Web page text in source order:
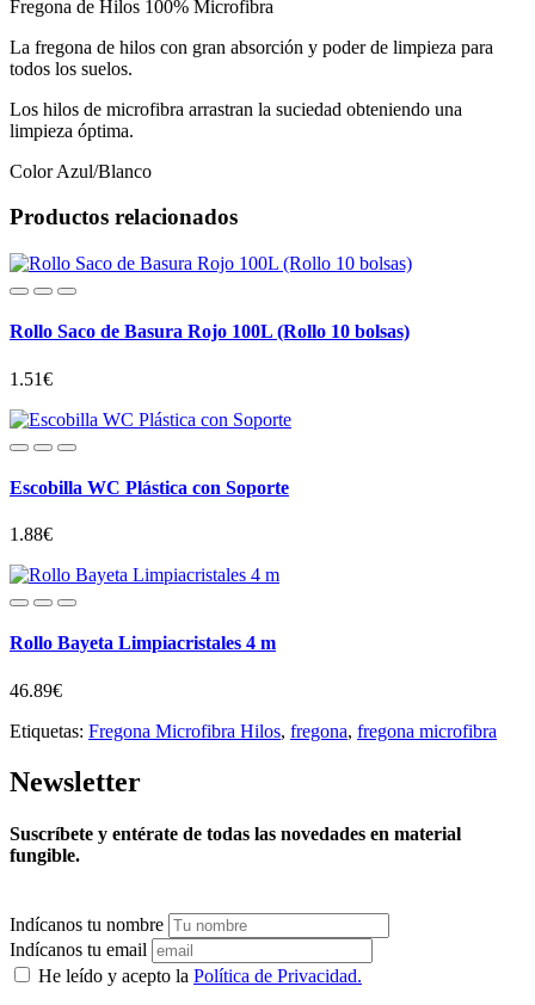
Fregona de Hilos 100% Microfibra
La fregona de hilos con gran absorción y poder de limpieza para
todos los suelos.
Los hilos de microfibra arrastran la suciedad obteniendo una
limpieza óptima.
Color Azul/Blanco
Productos relacionados
Rollo Saco de Basura Rojo 100L (Rollo 10 bolsas)
1.51€
Escobilla WC Plástica con Soporte
1.88€
Rollo Bayeta Limpiacristales 4 m
46.89€
Etiquetas: Fregona Microfibra Hilos, fregona, fregona microfibra
Newsletter
Suscríbete y entérate de todas las novedades en material
fungible.
Indícanos tu nombre
Indícanos tu email
He leído y acepto la Política de Privacidad.